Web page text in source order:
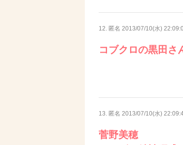
12. 匿名 2013/07/10(水)
コブクロの黒田さ
13. 匿名 2013/07/10(水)
菅野美穂